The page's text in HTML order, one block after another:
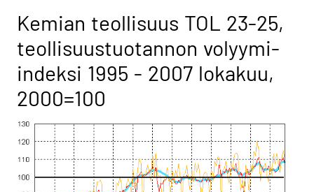
Kemian teollisuus TOL 23-25,
teollisuustuotannon volyymi-
indeksi 1995 - 2007 lokakuu,
2000=100